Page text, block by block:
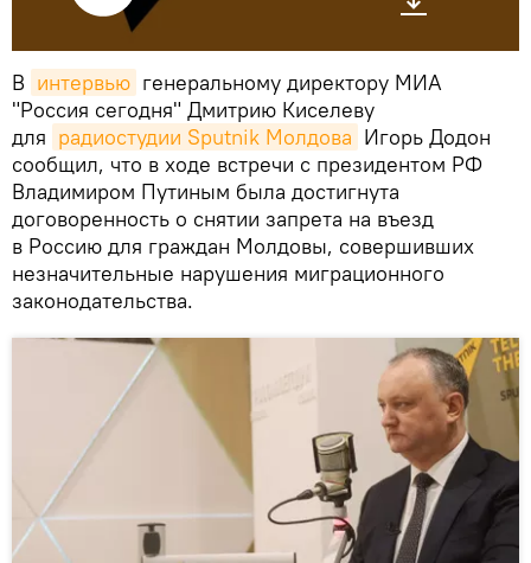
В интервью генеральному директору МИА
"Россия сегодня" Дмитрию Киселеву
для радиостудии Sputnik Молдова Игорь Додон
сообщил, что в ходе встречи с президентом РФ
Владимиром Путиным была достигнута
договоренность о снятии запрета на въезд
в Россию для граждан Молдовы, совершивших
незначительные нарушения миграционного
законодательства.